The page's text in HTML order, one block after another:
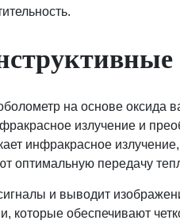
на основе оксида
излучение и
инфракрасное
оптимальную передачу
и выводит
обеспечивают